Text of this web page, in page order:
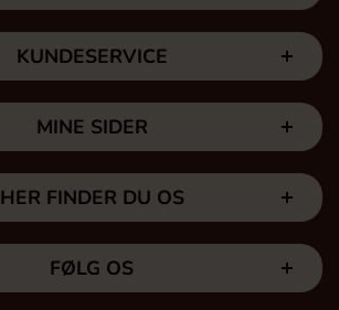
KUNDESERVICE
MINE SIDER
HER FINDER DU OS
FØLG OS